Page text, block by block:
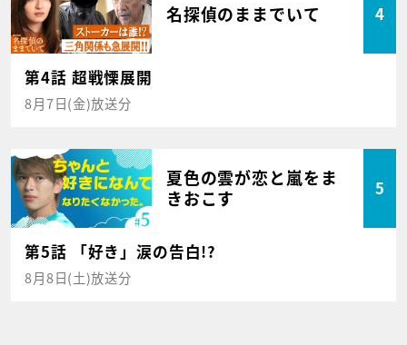
名探偵のままでいて 4
第4話 超戦慄展開
8月7日(金)放送分
夏色の雲が恋と嵐をま
きおこす
5
第5話 「好き」涙の告白!?
8月8日(土)放送分